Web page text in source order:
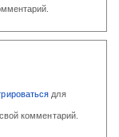
для
комментарий.